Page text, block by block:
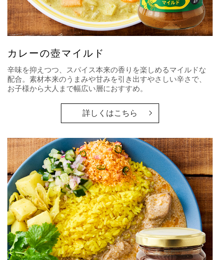
カレーの壺マイルド
辛味を抑えつつ、スパイス本来の香りを楽しめるマイルドな
配合。素材本来のうまみや甘みを引き出すやさしい辛さで、
お子様から大人まで幅広い層におすすめ。
詳しくはこちら